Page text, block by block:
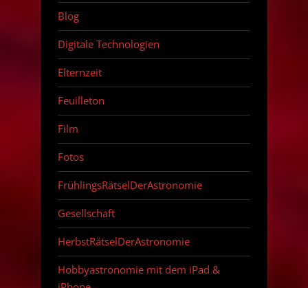
Blog
Digitale Technologien
Elternzeit
Feuilleton
Film
Fotos
FrühlingsRätselDerAstronomie
Gesellschaft
HerbstRätselDerAstronomie
Hobbyastronomie mit dem iPad &